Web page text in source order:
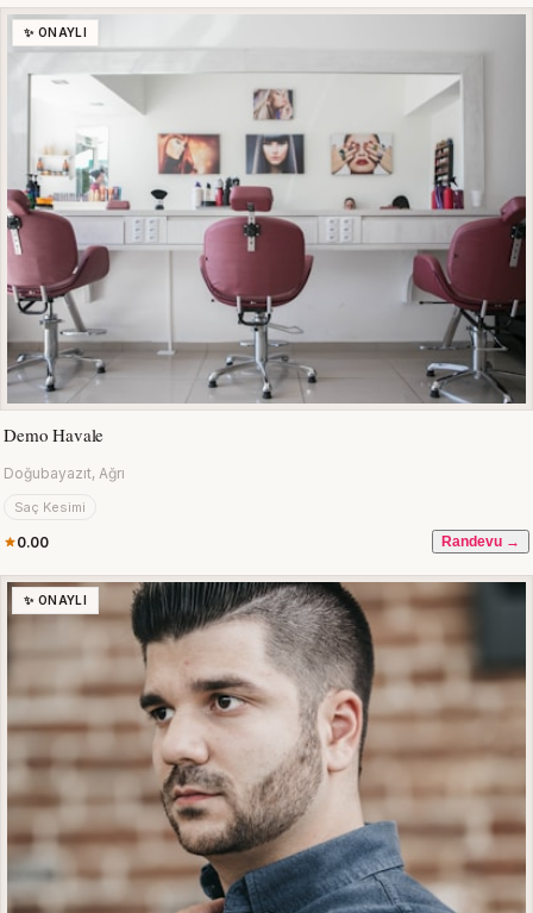
✨ ONAYLI
Demo Havale
Doğubayazıt, Ağrı
Saç Kesimi
0.00 Randevu →
✨ ONAYLI